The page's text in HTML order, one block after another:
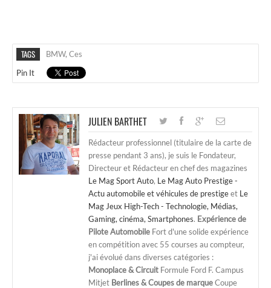
TAGS BMW, Ces
Pin It
JULIEN BARTHET
Rédacteur professionnel (titulaire de la carte de
presse pendant 3 ans), je suis le Fondateur,
Directeur et Rédacteur en chef des magazines
Le Mag Sport Auto, Le Mag Auto Prestige -
Actu automobile et véhicules de prestigeet Le
Mag Jeux High-Tech - Technologie, Médias,
Gaming, cinéma, Smartphones. Expérience de
Pilote Automobile Fort d'une solide expérience
en compétition avec 55 courses au compteur,
j'ai évolué dans diverses catégories :
Monoplace & Circuit Formule Ford F. Campus
Mitjet Berlines & Coupes de marqueCoupe